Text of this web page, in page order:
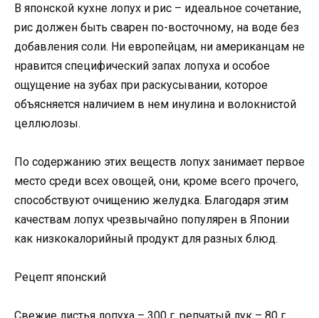
В японской кухне лопух и рис – идеальное сочетание,
рис должен быть сварен по-восточному, на воде без
добавления соли. Ни европейцам, ни американцам не
нравится специфический запах лопуха и особое
ощущение на зубах при раскусывании, которое
объясняется наличием в нем инулина и волокнистой
целлюлозы.
По содержанию этих веществ лопух занимает первое
место среди всех овощей, они, кроме всего прочего,
способствуют очищению желудка. Благодаря этим
качествам лопух чрезвычайно популярен в Японии
как низкокалорийный продукт для разных блюд.
Рецепт японский